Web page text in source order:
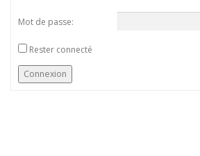
Mot de passe:
Rester connecté
Connexion